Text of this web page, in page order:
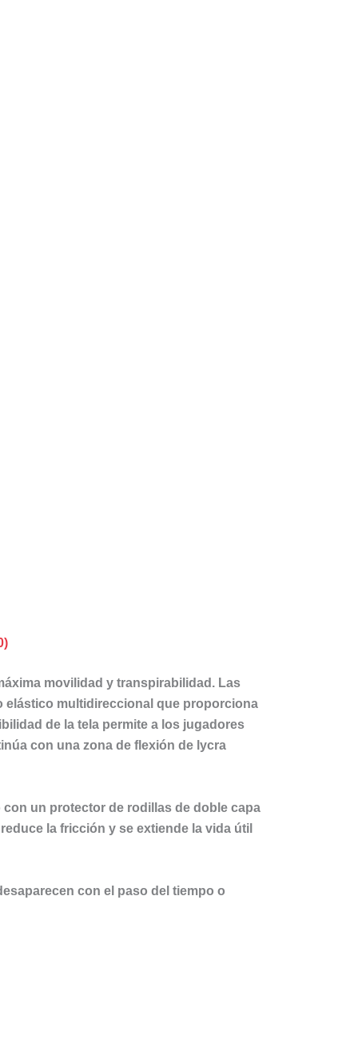
movilidad y transpirabilidad. Las
elástico multidireccional que proporciona
de la tela permite a los jugadores
con una zona de flexión de lycra
un protector de rodillas de doble capa
la fricción y se extiende la vida útil
con el paso del tiempo o